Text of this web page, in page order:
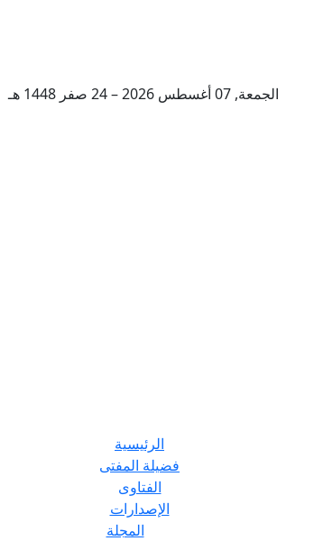
الجمعة, 07 أغسطس 2026 – 24 صفر 1448 هـ
الرئيسية
فضيلة المفتى
الفتاوى
الإصدارات
المجلة